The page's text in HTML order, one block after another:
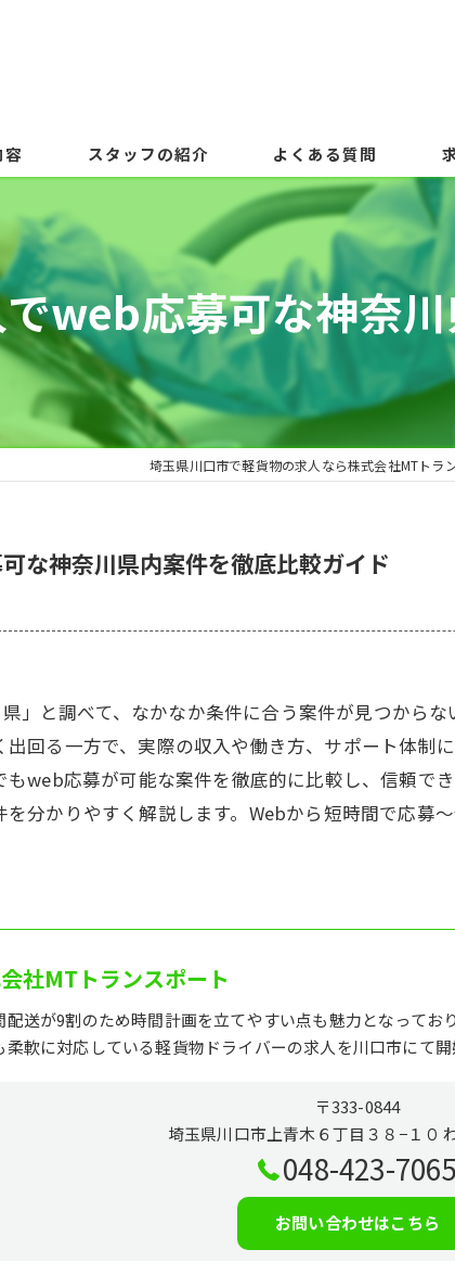
容 スタッフの紹介 よくある質問
web応募可な神奈
埼玉県川口市で軽貨物の求人なら株式会社MTトラ
な神奈川県内案件を徹底比較ガイド
」と調べて、なかなか条件に合う案件が見つから
回る一方で、実際の収入や働き方、サポート体制
web応募が可能な案件を徹底的に比較し、信頼で
分かりやすく解説します。Webから短時間で応募
社MTトランスポート
配送が9割のため時間計画を立てやすい点も魅力となって
柔軟に対応している軽貨物ドライバーの求人を川口市にて開
〒333-0844
埼玉県川口市上青木６丁目３８−１０
048-423-7065
お問い合わせはこちら